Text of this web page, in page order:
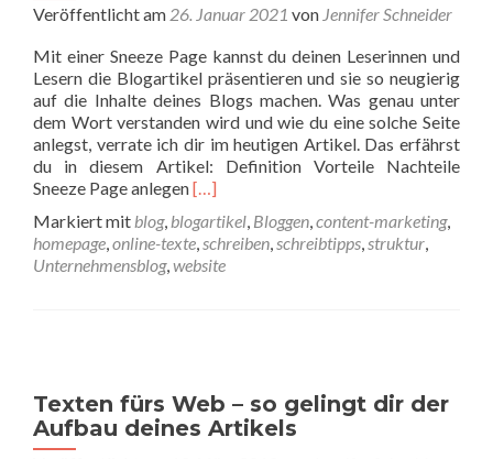
Veröffentlicht am 26. Januar 2021 von Jennifer Schneider
Mit einer Sneeze Page kannst du deinen Leserinnen und
Lesern die Blogartikel präsentieren und sie so neugierig
auf die Inhalte deines Blogs machen. Was genau unter
dem Wort verstanden wird und wie du eine solche Seite
anlegst, verrate ich dir im heutigen Artikel. Das erfährst
du in diesem Artikel: Definition Vorteile Nachteile
Sneeze Page anlegenRead more about Sneeze Page –
[…]
Markiert mit blog, blogartikel, Bloggen,content-marketing,
homepage,online-texte,schreiben,schreibtipps,struktur,
Unternehmensblog,website
Texten fürs Web – so gelingt dir der
Aufbau deines Artikels